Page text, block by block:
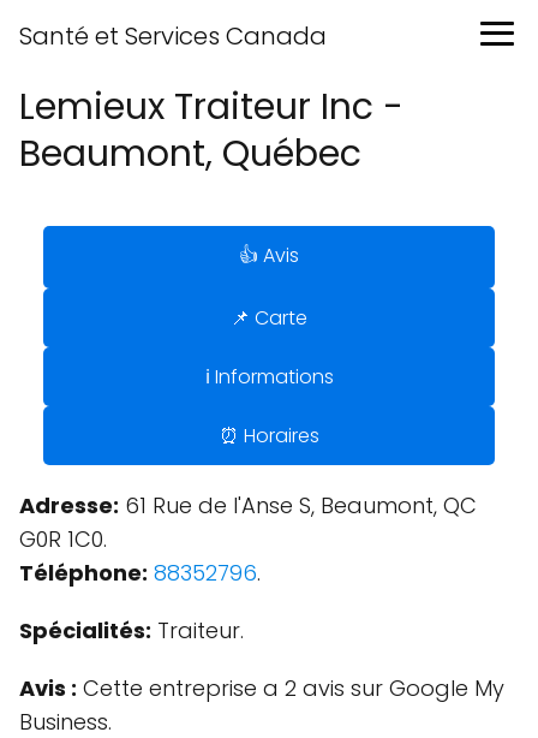
Santé et Services Canada
Lemieux Traiteur Inc -
Beaumont, Québec
👍 Avis
📌 Carte
ℹ️ Informations
⏰ Horaires
Adresse: 61 Rue de l'Anse S, Beaumont, QC
G0R 1C0.
Téléphone: 88352796.
Spécialités: Traiteur.
Avis : Cette entreprise a 2 avis sur Google My
Business.